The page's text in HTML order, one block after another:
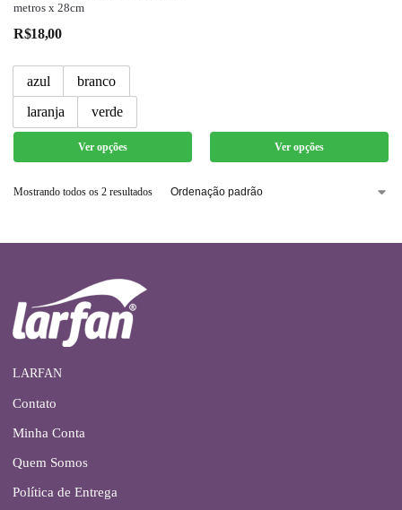
metros x 28cm
R$18,00
azul
branco
laranja
verde
Ver opções Ver opções
Mostrando todos os 2 resultados
LARFAN
Contato
Minha Conta
Quem Somos
Política de Entrega